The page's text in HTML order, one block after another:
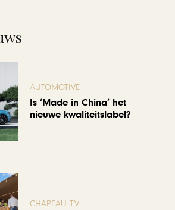
AUTOMOTIVE
Is ‘Made in China’ het
nieuwe kwaliteitslabel?
CHAPEAU TV